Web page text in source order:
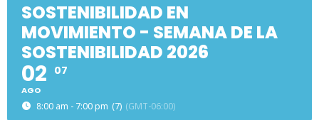
SOSTENIBILIDAD EN
MOVIMIENTO - SEMANA DE LA
SOSTENIBILIDAD 2026
02
AGO
07
8:00 am - 7:00 pm (7) (GMT-06:00)